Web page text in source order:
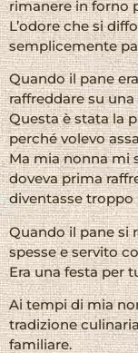
rimanere in forno
L’odore che si
semplicemente
Quando il pane
raffreddare su una
Questa è stata la
perché volevo
Ma mia nonna mi
doveva prima
diventasse troppo
Quando il pane si
spesse e servito
Era una festa per
Ai tempi di mia
tradizione
familiare.